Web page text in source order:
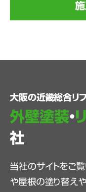
大阪の近畿総合リ
外壁塗装・
社
当社のサイトをご
や屋根の塗り替え